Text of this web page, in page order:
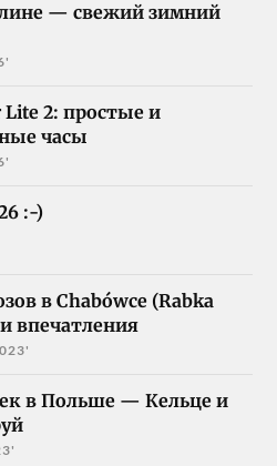
— свежий зимний
Lite 2: простые и
часы
:-)
в Chabówce (Rabka
впечатления
в Польше — Кельце и